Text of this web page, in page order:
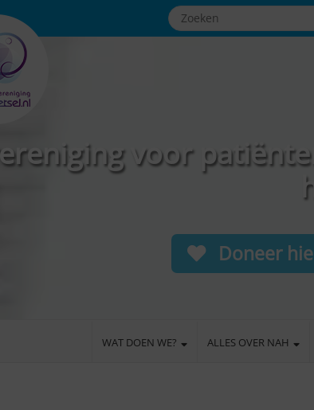
voor
Doneer
WAT DOEN WE? ALLES OVER NAH